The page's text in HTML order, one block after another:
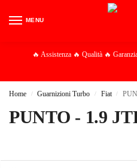
MENU
🔥 Assistenza 🔥 Qualità 🔥
Home / Guarnizioni Turbo / Fiat /
PUNTO - 1.9